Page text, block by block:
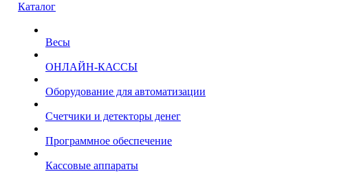
Каталог
Весы
ОНЛАЙН-КАССЫ
Оборудование для автоматизации
Счетчики и детекторы денег
Программное обеспечение
Кассовые аппараты